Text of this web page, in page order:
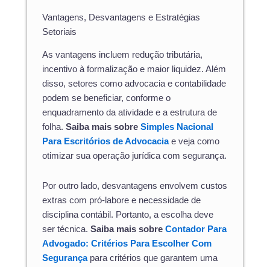
Vantagens, Desvantagens e Estratégias
Setoriais
As vantagens incluem redução tributária,
incentivo à formalização e maior liquidez. Além
disso, setores como advocacia e contabilidade
podem se beneficiar, conforme o
enquadramento da atividade e a estrutura de
folha. Saiba mais sobre Simples Nacional
Para Escritórios de Advocaciae veja como
otimizar sua operação jurídica com segurança.
Por outro lado, desvantagens envolvem custos
extras com pró-labore e necessidade de
disciplina contábil. Portanto, a escolha deve
ser técnica. Saiba mais sobre Contador Para
Advogado: Critérios Para Escolher Com
Segurançapara critérios que garantem uma